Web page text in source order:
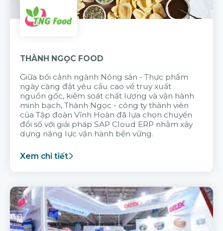
THÀNH NGỌC FOOD
Giữa bối cảnh ngành Nông sản - Thực phẩm
ngày càng đặt yêu cầu cao về truy xuất
nguồn gốc, kiểm soát chất lượng và vận hành
minh bạch, Thành Ngọc - công ty thành viên
của Tập đoàn Vĩnh Hoàn đã lựa chọn chuyển
đổi số với giải pháp SAP Cloud ERP nhằm xây
dựng năng lực vận hành bền vững.
Xem chi tiết